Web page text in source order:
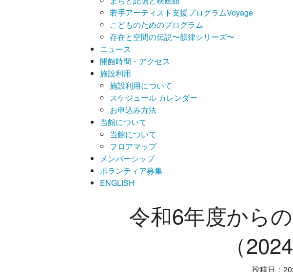
若手アーティスト支援プログラムVoyage
こどものためのプログラム
存在と空間の伝説〜韻律シリーズ〜
ニュース
開館時間・アクセス
施設利用
施設利用について
スケジュール カレンダー
お申込み方法
当館について
当館について
フロアマップ
メンバーシップ
ボランティア募集
ENGLISH
令和6年度から
（
投稿日：